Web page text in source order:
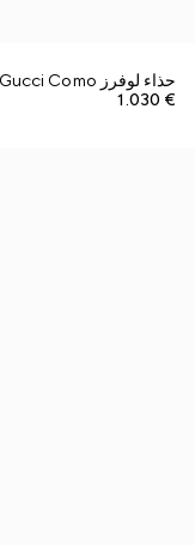
حذاء لوفرز Gucci Como للرجال
€ 1.030